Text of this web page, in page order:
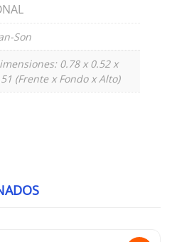
Son
0.78 x 0.52 x
(Frente x Fondo x Alto)